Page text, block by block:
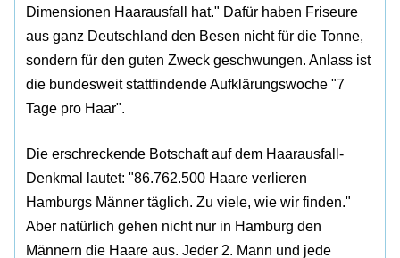
Dimensionen Haarausfall hat." Dafür haben Friseure
aus ganz Deutschland den Besen nicht für die Tonne,
sondern für den guten Zweck geschwungen. Anlass ist
die bundesweit stattfindende Aufklärungswoche "7
Tage pro Haar".
Die erschreckende Botschaft auf dem Haarausfall-
Denkmal lautet: "86.762.500 Haare verlieren
Hamburgs Männer täglich. Zu viele, wie wir finden."
Aber natürlich gehen nicht nur in Hamburg den
Männern die Haare aus. Jeder 2. Mann und jede